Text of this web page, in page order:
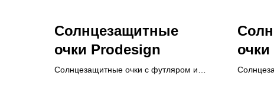
Солнцезащитные
очки Prodesign
Солнцезащитные очки с футляром и
очки